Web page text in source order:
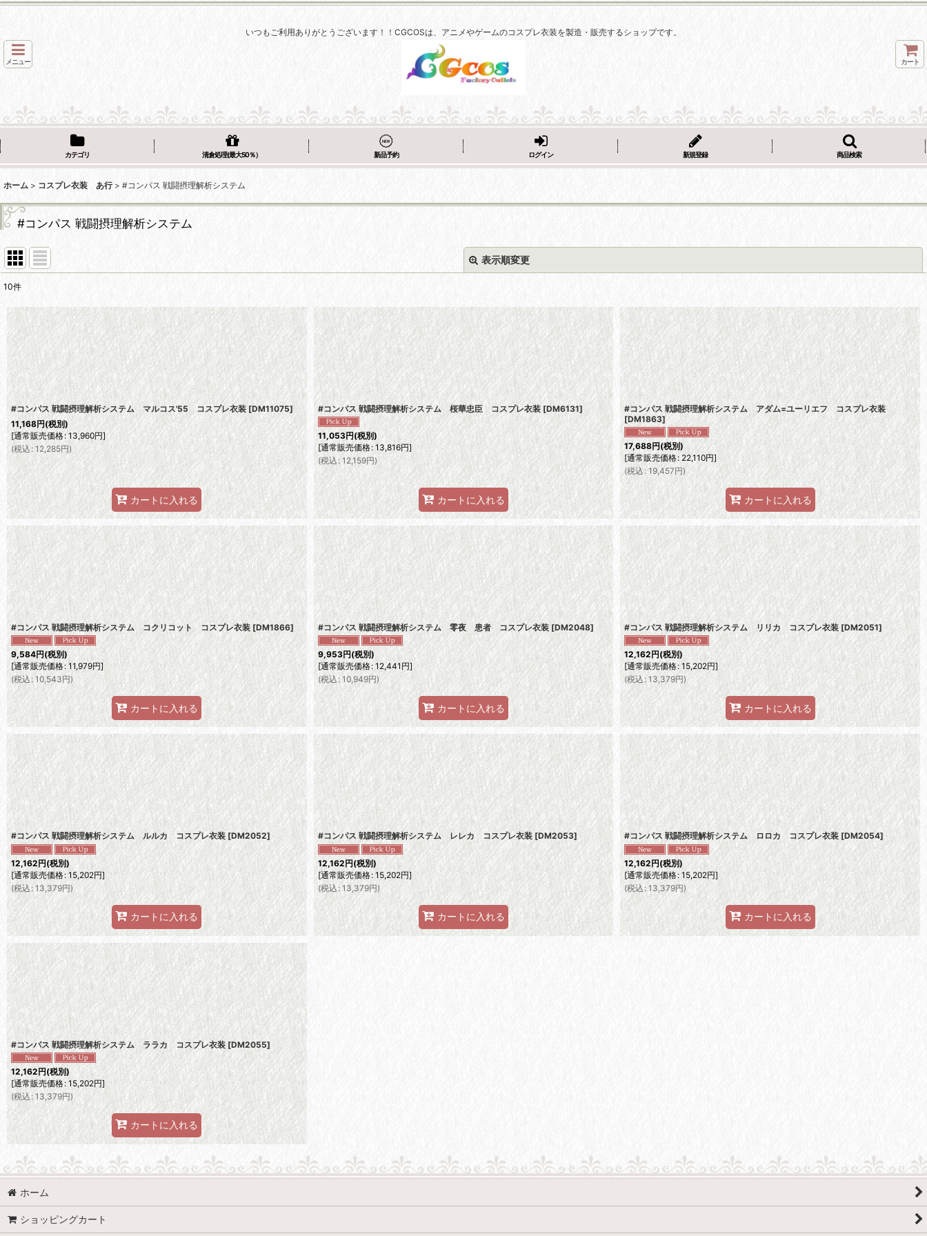
いつもご利用ありがとうございます！！CGCOSは、アニメやゲームのコスプレ衣装を製造・販売するショップです。
メニュー カート
カテゴリ 清倉処理(最大50％） 新品予約 ログイン 新規登録 商品検索
ホーム > コスプレ衣装 あ行 > #コンパス 戦闘摂理解析システム
#コンパス 戦闘摂理解析システム
表示順変更
並び順:
絞り込む
10件
#コンパス 戦闘摂理解析システム マルコス'55 コスプレ衣装 [DM11075]
11,168円(税別)
[通常販売価格: 13,960円]
(税込 : 12,285円)
カートに入れる
#コンパス 戦闘摂理解析システム 桜華忠臣 コスプレ衣装 [DM6131]
11,053円(税別)
[通常販売価格: 13,816円]
(税込 : 12,159円)
カートに入れる
#コンパス 戦闘摂理解析システム アダム=ユーリエフ コスプレ衣装
[DM1863]
17,688円(税別)
[通常販売価格: 22,110円]
(税込: 19,457円)
カートに入れる
#コンパス 戦闘摂理解析システム コクリコット コスプレ衣装 [DM1866]
9,584円(税別)
[通常販売価格: 11,979円]
(税込 : 10,543円)
カートに入れる
#コンパス 戦闘摂理解析システム 零夜 患者 コスプレ衣装 [DM2048]
9,953円(税別)
[通常販売価格: 12,441円]
(税込 : 10,949円)
カートに入れる
#コンパス 戦闘摂理解析システム リリカ コスプレ衣装 [DM2051]
12,162円(税別)
[通常販売価格: 15,202円]
(税込 : 13,379円)
カートに入れる
#コンパス 戦闘摂理解析システム ルルカ コスプレ衣装 [DM2052]
12,162円(税別)
[通常販売価格: 15,202円]
(税込 : 13,379円)
カートに入れる
#コンパス 戦闘摂理解析システム レレカ コスプレ衣装 [DM2053]
12,162円(税別)
[通常販売価格: 15,202円]
(税込 : 13,379円)
カートに入れる
#コンパス 戦闘摂理解析システム ロロカ コスプレ衣装 [DM2054]
12,162円(税別)
[通常販売価格: 15,202円]
(税込: 13,379円)
カートに入れる
#コンパス 戦闘摂理解析システム ララカ コスプレ衣装 [DM2055]
12,162円(税別)
[通常販売価格: 15,202円]
(税込 : 13,379円)
カートに入れる
ホーム
ショッピングカート